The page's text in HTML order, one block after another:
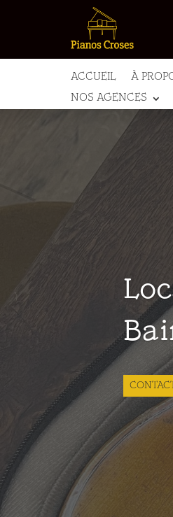
ACCUEIL À
NOS AGENCES